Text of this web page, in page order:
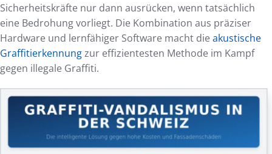
Sicherheitskräfte nur dann ausrücken, wenn tatsächlich
eine Bedrohung vorliegt. Die Kombination aus präziser
Hardware und lernfähiger Software macht dieakustische
Graffitierkennungzur effizientesten Methode im Kampf
gegen illegale Graffiti.